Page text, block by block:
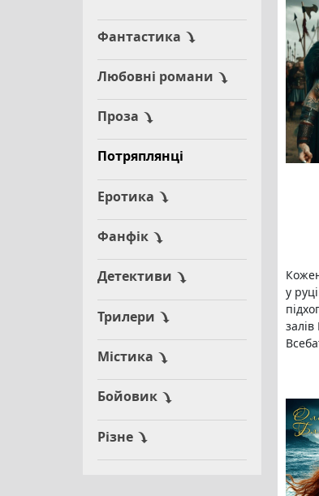
Фантастика
Любовні романи
Проза
Потряплянці
Еротика
Фанфік
Детективи
Трилери
Містика
Бойовик
Різне
у